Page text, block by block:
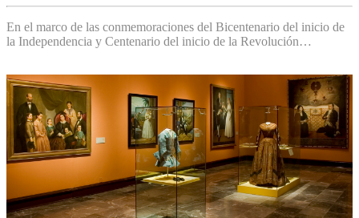
En el marco de las conmemoraciones del Bicentenario del inicio de
la Independencia y Centenario del inicio de la Revolución…